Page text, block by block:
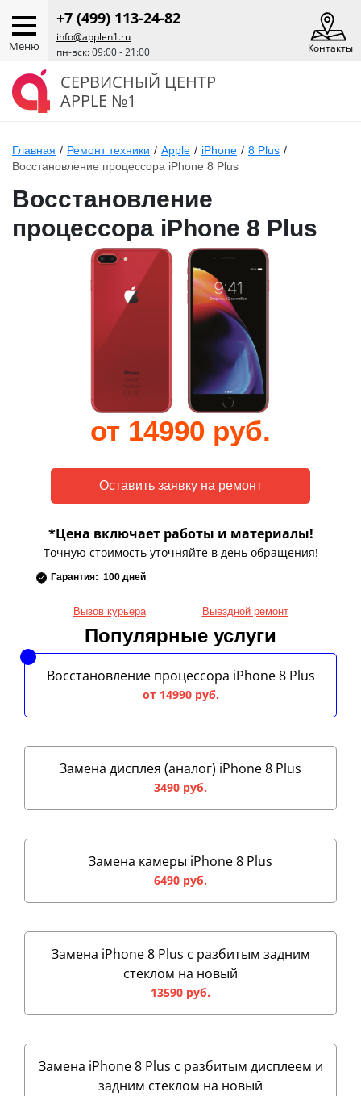
Меню
+7 (499) 113-24-82
info@applen1.ru
пн-вск: 09:00 - 21:00
Контакты
СЕРВИСНЫЙ ЦЕНТР
APPLE №1
Главная / Ремонт техники / Apple / iPhone / 8 Plus /
Восстановление процессора iPhone 8 Plus
Восстановление
процессора iPhone 8 Plus
от 14990 руб.
*Цена включает работы и материалы!
Точную стоимость уточняйте в день обращения!
Гарантия: 100 дней
Вызов курьера Выездной ремонт
Популярные услуги
Восстановление процессора iPhone 8 Plus
от 14990 руб.
Замена дисплея (аналог) iPhone 8 Plus
3490 руб.
Замена камеры iPhone 8 Plus
6490 руб.
Замена iPhone 8 Plus с разбитым задним
стеклом на новый
13590 руб.
Замена iPhone 8 Plus с разбитым дисплеем и
задним стеклом на новый